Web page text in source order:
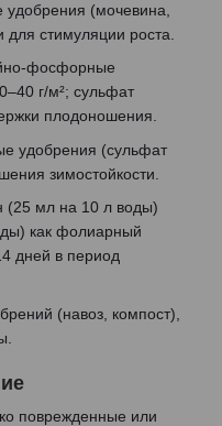
удобрения (мочевина,
стимуляции роста.
фосфорные
г/м²; сульфат
плодоношения.
удобрения (сульфат
зимостойкости.
(25 мл на 10 л воды)
как фолиарный
дней в период
(навоз, компост),
поврежденные или